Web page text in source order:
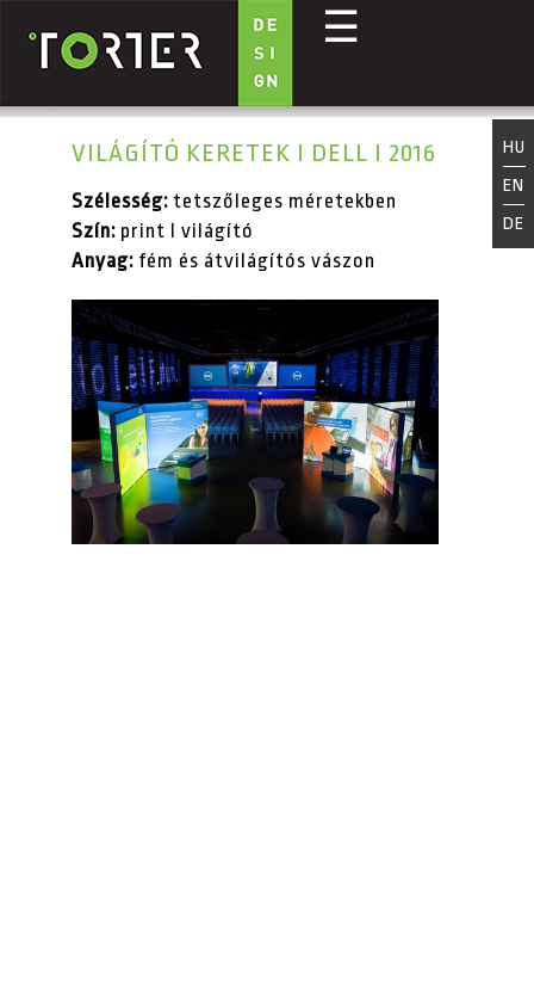
Ugrás a tartalomra
☰
HU
EN
DE
VILÁGÍTÓ KERETEK I DELL I 2016
Szélesség: tetszőleges méretekben
Szín: print I világító
Anyag: fém és átvilágítós vászon